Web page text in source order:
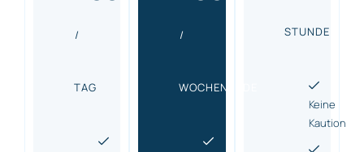
/
TAG
/
WOCHENENDE
STUNDE
Keine
Kaution